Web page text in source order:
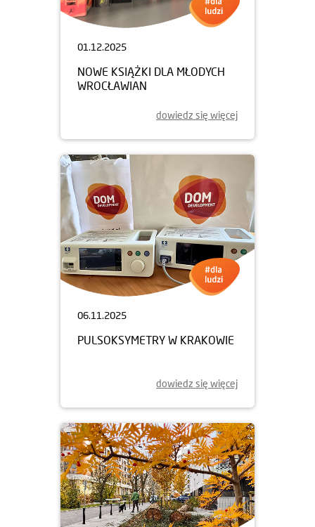
01.12.2025
NOWE KSIĄŻKI DLA MŁODYCH
WROCŁAWIAN
dowiedz się więcej
06.11.2025
PULSOKSYMETRY W KRAKOWIE
dowiedz się więcej